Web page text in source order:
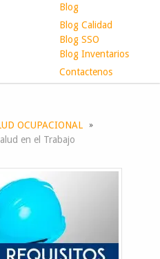
Blog
Blog Calidad
Blog SSO
Blog Inventarios
Contactenos
OCUPACIONAL
en el Trabajo